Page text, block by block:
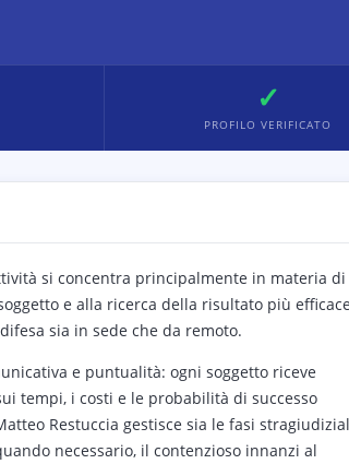
✓
PROFILO VERIFICATO
si concentra principalmente in materia di
e alla ricerca della risultato più
sia in sede che da remoto.
e puntualità: ogni soggetto riceve
tempi, i costi e le probabilità di successo
Restuccia gestisce sia le fasi
necessario, il contenzioso innanzi al